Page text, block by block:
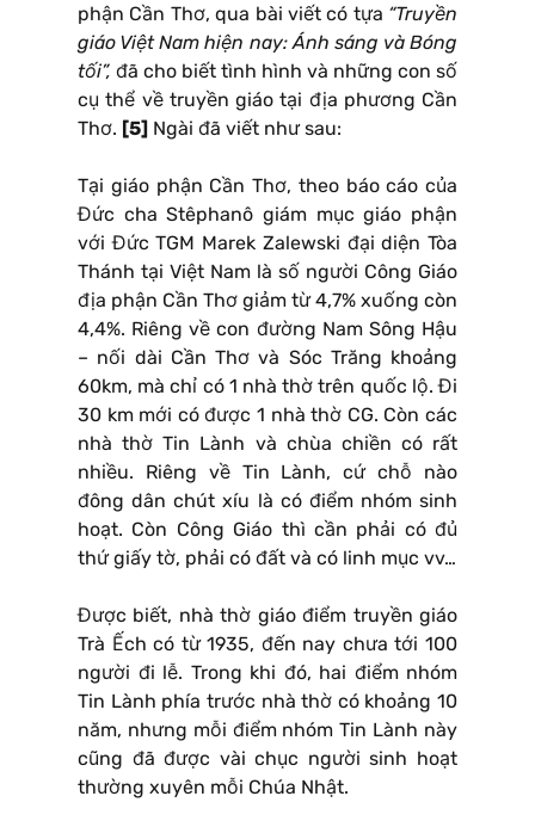
phận Cần Thơ, qua bài viết có tựa “Truyền
giáo Việt Nam hiện nay: Ánh sáng và Bóng
tối”, đã cho biết tình hình và những con số
cụ thể về truyền giáo tại địa phương Cần
Thơ. [5] Ngài đã viết như sau:
Tại giáo phận Cần Thơ, theo báo cáo của
Đức cha Stêphanô giám mục giáo phận
với Đức TGM Marek Zalewski đại diện Tòa
Thánh tại Việt Nam là số người Công Giáo
địa phận Cần Thơ giảm từ 4,7% xuống còn
4,4%. Riêng về con đường Nam Sông Hậu
– nối dài Cần Thơ và Sóc Trăng khoảng
60km, mà chỉ có 1 nhà thờ trên quốc lộ. Đi
30 km mới có được 1 nhà thờ CG. Còn các
nhà thờ Tin Lành và chùa chiền có rất
nhiều. Riêng về Tin Lành, cứ chỗ nào
đông dân chút xíu là có điểm nhóm sinh
hoạt. Còn Công Giáo thì cần phải có đủ
thứ giấy tờ, phải có đất và có linh mục vv…
Được biết, nhà thờ giáo điểm truyền giáo
Trà Ếch có từ 1935, đến nay chưa tới 100
người đi lễ. Trong khi đó, hai điểm nhóm
Tin Lành phía trước nhà thờ có khoảng 10
năm, nhưng mỗi điểm nhóm Tin Lành này
cũng đã được vài chục người sinh hoạt
thường xuyên mỗi Chúa Nhật.